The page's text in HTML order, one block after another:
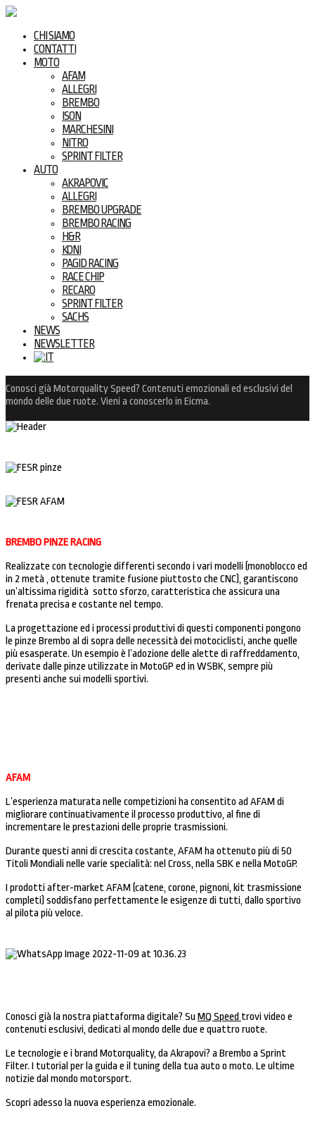
CHI SIAMO
CONTATTI
MOTO
AFAM
ALLEGRI
BREMBO
ISON
MARCHESINI
NITRO
SPRINT FILTER
AUTO
AKRAPOVIC
ALLEGRI
BREMBO UPGRADE
BREMBO RACING
H&R
KONI
PAGID RACING
RACE CHIP
RECARO
SPRINT FILTER
SACHS
NEWS
NEWSLETTER
Conosci già Motorquality Speed? Contenuti emozionali ed esclusivi del
mondo delle due ruote. Vieni a conoscerlo in Eicma.
BREMBO PINZE RACING
Realizzate con tecnologie differenti secondo i vari modelli (monoblocco ed
in 2 metà , ottenute tramite fusione piuttosto che CNC), garantiscono
un’altissima rigidità sotto sforzo, caratteristica che assicura una
frenata precisa e costante nel tempo.
La progettazione ed i processi produttivi di questi componenti pongono
le pinze Brembo al di sopra delle necessità dei motociclisti, anche quelle
più esasperate. Un esempio è l’adozione delle alette di raffreddamento,
derivate dalle pinze utilizzate in MotoGP ed in WSBK, sempre più
presenti anche sui modelli sportivi.
AFAM
L’esperienza maturata nelle competizioni ha consentito ad AFAM di
migliorare continuativamente il processo produttivo, al fine di
incrementare le prestazioni delle proprie trasmissioni.
Durante questi anni di crescita costante, AFAM ha ottenuto più di 50
Titoli Mondiali nelle varie specialità: nel Cross, nella SBK e nella MotoGP.
I prodotti after-market AFAM (catene, corone, pignoni, kit trasmissione
completi) soddisfano perfettamente le esigenze di tutti, dallo sportivo
al pilota più veloce.
Conosci già la nostra piattaforma digitale? Su MQ Speed trovi video e
contenuti esclusivi, dedicati al mondo delle due e quattro ruote.
Le tecnologie e i brand Motorquality, da Akrapovi? a Brembo a Sprint
Filter. I tutorial per la guida e il tuning della tua auto o moto. Le ultime
notizie dal mondo motorsport.
Scopri adesso la nuova esperienza emozionale.